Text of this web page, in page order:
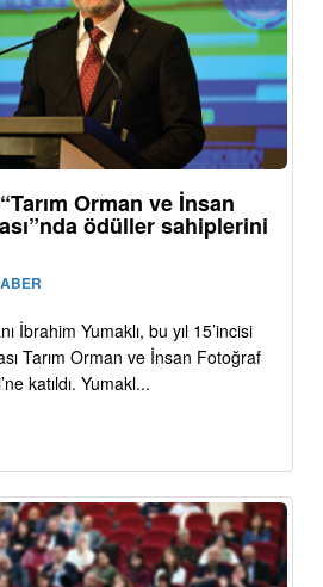
Orman ve İnsan
ödüller sahiplerini
İbrahim Yumaklı, bu yıl 15’incisi
Tarım Orman ve İnsan Fotoğraf
katıldı. Yumakl...